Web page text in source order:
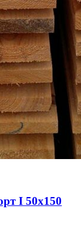
I 50х150